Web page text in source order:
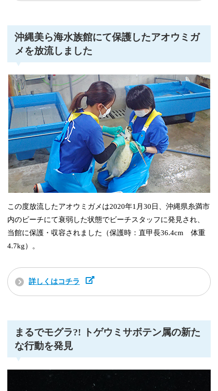
沖縄美ら海水族館にて保護したアオウミガ
メを放流しました
この度放流したアオウミガメは2020年1月30日、沖縄県糸満市
内のビーチにて衰弱した状態でビーチスタッフに発見され、
当館に保護・収容されました（保護時：直甲長36.4cm 体重
4.7kg）。
詳しくはコチラ
まるでモグラ?! トゲウミサボテン属の新た
な行動を発見